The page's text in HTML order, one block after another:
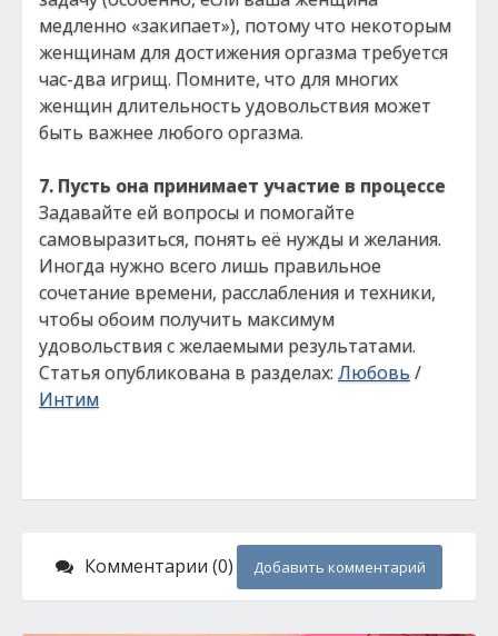
медленно «закипает»), потому что некоторым
женщинам для достижения оргазма требуется
час-два игрищ. Помните, что для многих
женщин длительность удовольствия может
быть важнее любого оргазма.
7. Пусть она принимает участие в процессе
Задавайте ей вопросы и помогайте
самовыразиться, понять её нужды и желания.
Иногда нужно всего лишь правильное
сочетание времени, расслабления и техники,
чтобы обоим получить максимум
удовольствия с желаемыми результатами.
Статья опубликована в разделах: Любовь/
Интим
Комментарии (0) Добавить комментарий